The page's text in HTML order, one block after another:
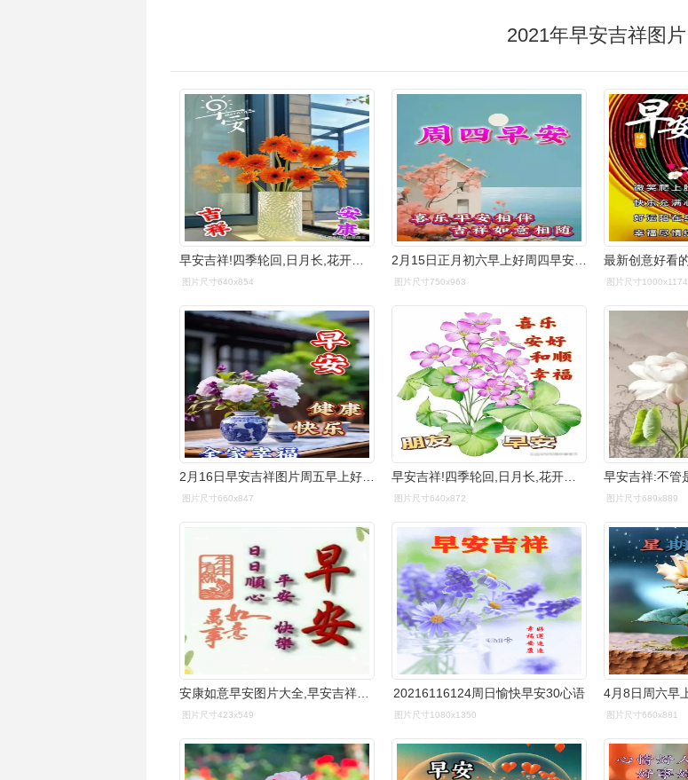
2021年早安吉祥图片
早安吉祥!四季轮回,日月长,花开花落年年香.
图片尺寸640x854
2月15日正月初六早上好周四早安图片星期四早上好祝福快乐吉祥
图片尺寸750x963 图片尺寸1000x1174
2月16日早安吉祥图片周五早上好图片星期五早安祝福如意
图片尺寸660x847
早安吉祥!四季轮回,日月长,花开花落年年香.
图片尺寸640x872 图片尺寸689x889
安康如意早安图片大全,早安吉祥2022最新图片
图片尺寸423x549
20216116124周日愉快早安30心语
图片尺寸1080x1350 图片尺寸660x881